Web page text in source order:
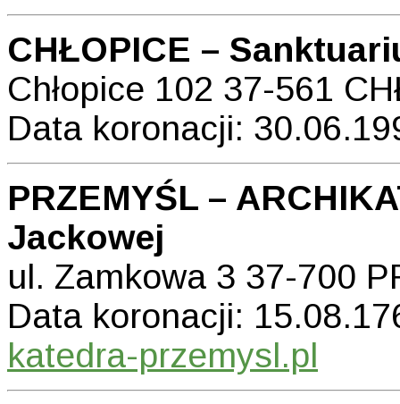
CHŁOPICE –
Chłopice 102 37-561
Data koronacji:
PRZEMYŚL –
Jackowej
ul. Zamkowa 3 37-700
Data koronacji:
katedra-przemysl.pl